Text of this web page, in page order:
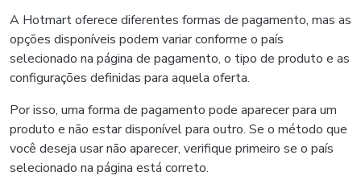
A Hotmart oferece diferentes formas de pagamento, mas as
opções disponíveis podem variar conforme o país
selecionado na página de pagamento, o tipo de produto e as
configurações definidas para aquela oferta.
Por isso, uma forma de pagamento pode aparecer para um
produto e não estar disponível para outro. Se o método que
você deseja usar não aparecer, verifique primeiro se o país
selecionado na página está correto.